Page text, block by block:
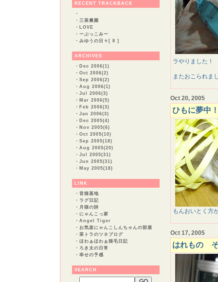
RECENT TRACKBACK
・
・ 三茶農園
・ LOVE
・ ーぶっこみー
・ みゆうの日々[ 8 ]
ARCHIVES
・ Dec 2006(1)
・ Oct 2006(2)
・ Sep 2006(2)
・ Aug 2006(1)
・ Jul 2006(3)
・ Mar 2006(5)
・ Feb 2006(3)
・ Jan 2006(3)
・ Dec 2005(4)
・ Nov 2005(6)
・ Oct 2005(10)
・ Sep 2005(18)
・ Aug 2005(20)
・ Jul 2005(31)
・ Jun 2005(31)
・ May 2005(18)
LINK
・ 音猫基地
・ ラグ日記
・ 月猫の詩
・ にゃんこっ家
・ Angel Tiger
・ お気楽にゃんこしんちゃんの部屋
・ 茶トラのツネブログ
・ ほわぁほわぁ猫毛日記
・ ろき太の日常
・ 幸せの予感
SEARCH
ラやりました！
またおこられま
Oct 20, 2005
ひもに夢中
もんおいとく方
Oct 17, 2005
はれもの